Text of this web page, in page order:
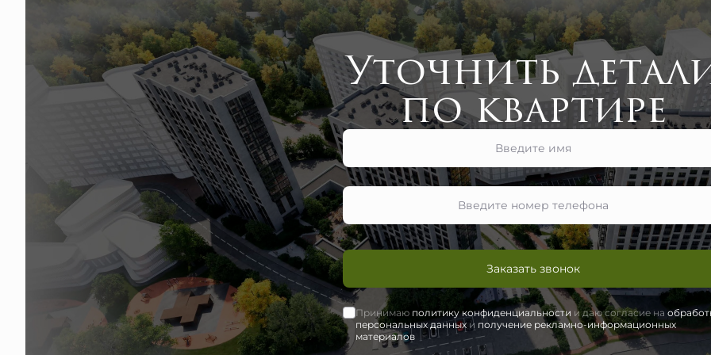
Уточнить
по квартире
Заказать звонок
Принимаю политику конфиденциальности и даю согласие на
персональных данныхи получение рекламно-информационных
материалов